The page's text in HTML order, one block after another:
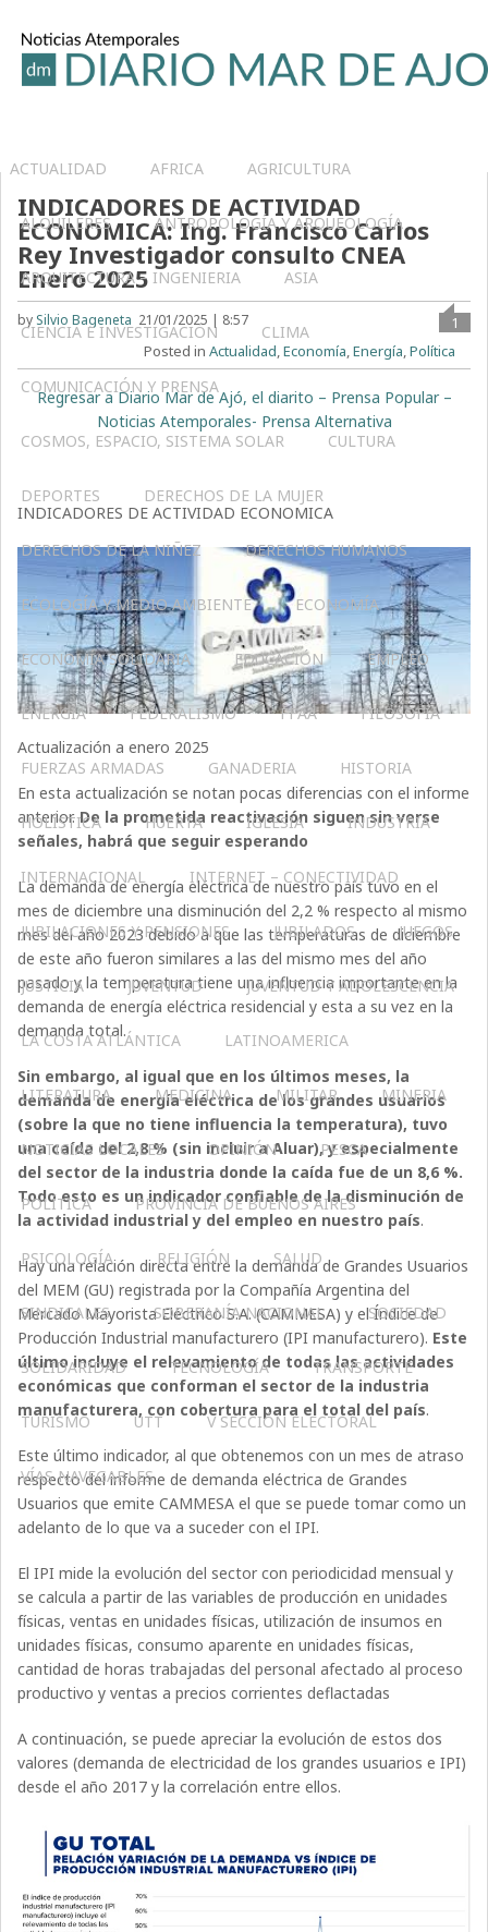
ACTUALIDAD AFRICA AGRICULTURA
ALQUILERES ANTROPOLOGÍA Y ARQUEOLOGÍA
ARQUITECTURA – INGENIERIA ASIA
CIENCIA E INVESTIGACIÓN CLIMA
COMUNICACIÓN Y PRENSA
COSMOS, ESPACIO, SISTEMA SOLAR CULTURA
DEPORTES DERECHOS DE LA MUJER
DERECHOS DE LA NIÑEZ DERECHOS HUMANOS
ECOLOGÍA Y MEDIO AMBIENTE ECONOMÍA
ECONOMÍA SOLIDARIA EDUCACIÓN EMPLEO
ENERGÍA FEDERALISMO FFAA FILOSOFÍA
FUERZAS ARMADAS GANADERIA HISTORIA
HOLÍSTICA HUERTA IGLESIA INDUSTRIA
INTERNACIONAL INTERNET – CONECTIVIDAD
JUBILACIONES Y PENSIONES JUBILADOS JUEGOS
JUSTICIA JUVENTUD JUVENTUD Y ADOLESCENCIA
LA COSTA ATLÁNTICA LATINOAMERICA
LITERATURA MEDICINA MILITAR MINERIA
NOTICIAS LOCALES OPINIÓN PESCA
POLÍTICA PROVINCIA DE BUENOS AIRES
PSICOLOGÍA RELIGIÓN SALUD
SINDICALES SOBERANÍA NACIONAL SOCIEDAD
SOLIDARIDAD TECNOLOGÍA TRANSPORTE
TURISMO UTT V SECCIÓN ELECTORAL
VÍAS NAVEGABLES
INDICADORES DE ACTIVIDAD
ECONOMICA: Ing. Francisco Carlos
Rey Investigador consulto CNEA
Enero 2025
by Silvio Bageneta 21/01/2025 | 8:57
1
Posted in Actualidad,Economía,Energía,Política
Regresar a Diario Mar de Ajó, el diarito – Prensa Popular –
Noticias Atemporales- Prensa Alternativa
INDICADORES DE ACTIVIDAD ECONOMICA
Actualización a enero 2025
En esta actualización se notan pocas diferencias con el informe
anterior.De la prometida reactivación siguen sin verse
señales, habrá que seguir esperando
La demanda de energía eléctrica de nuestro país tuvo en el
mes de diciembre una disminución del 2,2 % respecto al mismo
mes del año 2023 debido a que las temperaturas de diciembre
de este año fueron similares a las del mismo mes del año
pasado y la temperatura tiene una influencia importante en la
demanda de energía eléctrica residencial y esta a su vez en la
demanda total.
Sin embargo, al igual que en los últimos meses, la
demanda de energía eléctrica de los grandes usuarios
(sobre la que no tiene influencia la temperatura), tuvo
una caída del 2,8 % (sin incluir a Aluar), y especialmente
del sector de la industria donde la caída fue de un 8,6 %.
Todo esto es un indicador confiable de la disminución de
la actividad industrial y del empleo en nuestro país.
Hay una relación directa entre la demanda de Grandes Usuarios
del MEM (GU) registrada por la Compañía Argentina del
Mercado Mayorista Eléctrico S.A. (CAMMESA) y el Índice de
Producción Industrial manufacturero (IPI manufacturero). Este
último incluye el relevamiento de todas las actividades
económicas que conforman el sector de la industria
manufacturera, con cobertura para el total del país.
Este último indicador, al que obtenemos con un mes de atraso
respecto del informe de demanda eléctrica de Grandes
Usuarios que emite CAMMESA el que se puede tomar como un
adelanto de lo que va a suceder con el IPI.
El IPI mide la evolución del sector con periodicidad mensual y
se calcula a partir de las variables de producción en unidades
físicas, ventas en unidades físicas, utilización de insumos en
unidades físicas, consumo aparente en unidades físicas,
cantidad de horas trabajadas del personal afectado al proceso
productivo y ventas a precios corrientes deflactadas
A continuación, se puede apreciar la evolución de estos dos
valores (demanda de electricidad de los grandes usuarios e IPI)
desde el año 2017 y la correlación entre ellos.